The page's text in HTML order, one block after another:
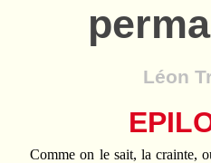
Léon
Comme on le sait, la crainte,